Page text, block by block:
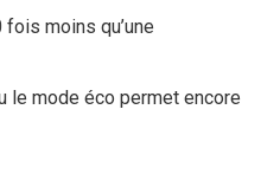
fois moins qu’une
le mode éco permet encore